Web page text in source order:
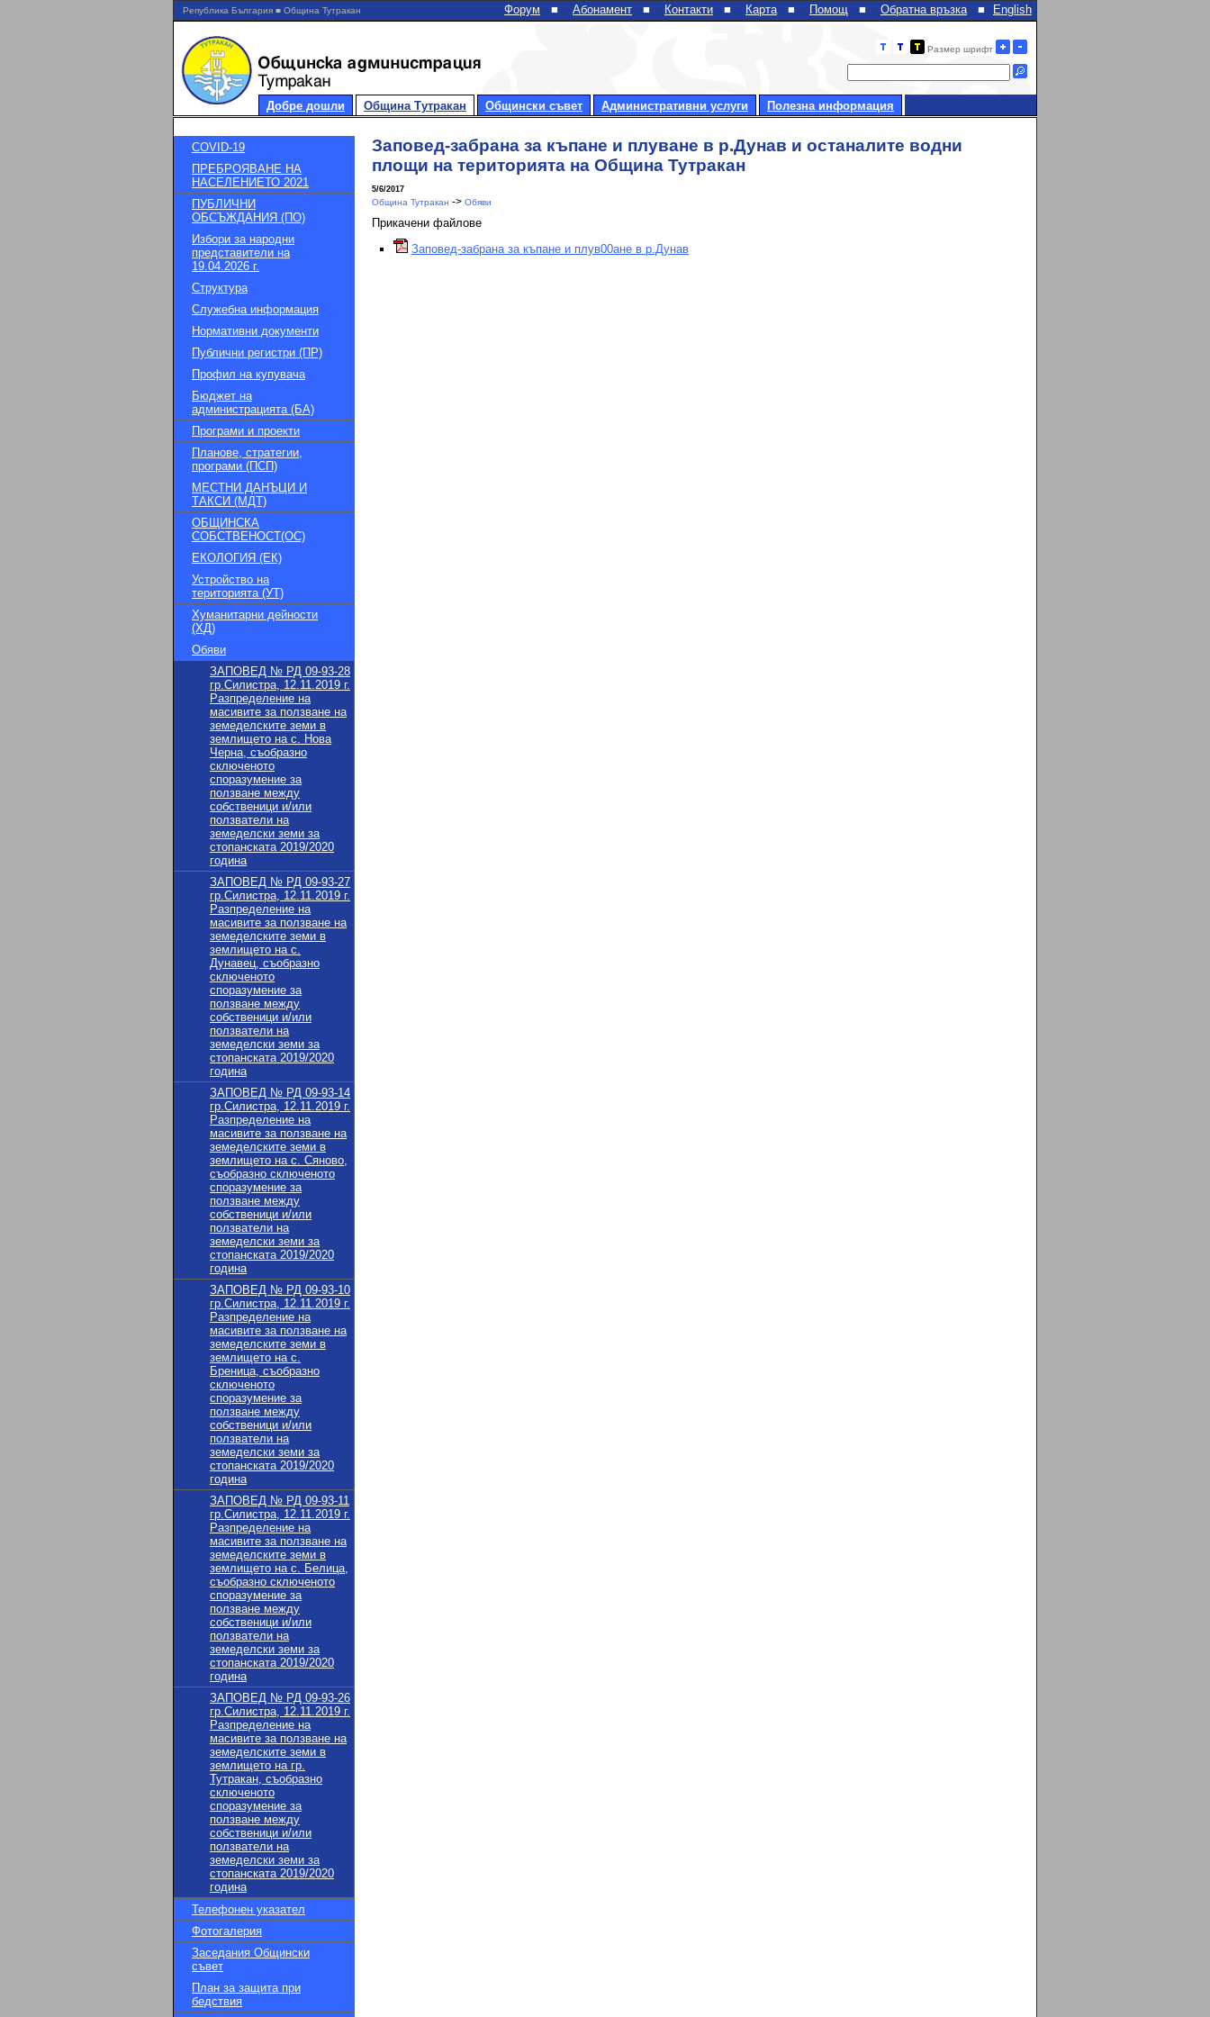
Република България ■ Община Тутракан English
Форум ■ Абонамент ■ Контакти ■ Карта ■ Помощ ■ Обратна връзка ■
Размер шрифт
Добре дошли Община Тутракан Общински съвет Административни услуги Полезна информация
COVID-19
ПРЕБРОЯВАНЕ НА
НАСЕЛЕНИЕТО 2021
ПУБЛИЧНИ
ОБСЪЖДАНИЯ (ПО)
Избори за народни
представители на
19.04.2026 г.
Структура
Служебна информация
Нормативни документи
Публични регистри (ПР)
Профил на купувача
Бюджет на
администрацията (БА)
Програми и проекти
Планове, стратегии,
програми (ПСП)
МЕСТНИ ДАНЪЦИ И
ТАКСИ (МДТ)
ОБЩИНСКА
СОБСТВЕНОСТ(ОС)
ЕКОЛОГИЯ (ЕК)
Устройство на
територията (УТ)
Хуманитарни дейности
(ХД)
Обяви
ЗАПОВЕД № РД 09-93-28
гр.Силистра, 12.11.2019 г.
Разпределение на
масивите за ползване на
земеделските земи в
землището на с. Нова
Черна, съобразно
сключеното
споразумение за
ползване между
собственици и/или
ползватели на
земеделски земи за
стопанската 2019/2020
година
ЗАПОВЕД № РД 09-93-27
гр.Силистра, 12.11.2019 г.
Разпределение на
масивите за ползване на
земеделските земи в
землището на с.
Дунавец, съобразно
сключеното
споразумение за
ползване между
собственици и/или
ползватели на
земеделски земи за
стопанската 2019/2020
година
ЗАПОВЕД № РД 09-93-14
гр.Силистра, 12.11.2019 г.
Разпределение на
масивите за ползване на
земеделските земи в
землището на с. Сяново,
съобразно сключеното
споразумение за
ползване между
собственици и/или
ползватели на
земеделски земи за
стопанската 2019/2020
година
ЗАПОВЕД № РД 09-93-10
гр.Силистра, 12.11.2019 г.
Разпределение на
масивите за ползване на
земеделските земи в
землището на с.
Бреница, съобразно
сключеното
споразумение за
ползване между
собственици и/или
ползватели на
земеделски земи за
стопанската 2019/2020
година
ЗАПОВЕД № РД 09-93-11
гр.Силистра, 12.11.2019 г.
Разпределение на
масивите за ползване на
земеделските земи в
землището на с. Белица,
съобразно сключеното
споразумение за
ползване между
собственици и/или
ползватели на
земеделски земи за
стопанската 2019/2020
година
ЗАПОВЕД № РД 09-93-26
гр.Силистра, 12.11.2019 г.
Разпределение на
масивите за ползване на
земеделските земи в
землището на гр.
Тутракан, съобразно
сключеното
споразумение за
ползване между
собственици и/или
ползватели на
земеделски земи за
стопанската 2019/2020
година
Телефонен указател
Фотогалерия
Заседания Общински
съвет
План за защита при
бедствия
Заповед-забрана за къпане и плуване в р.Дунав и останалите водни
площи на територията на Община Тутракан
5/6/2017
Община Тутракан -> Обяви
Прикачени файлове
Заповед-забрана за къпане и плув00ане в р.Дунав